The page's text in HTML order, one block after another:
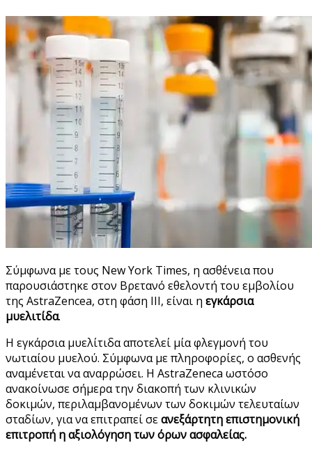
Σύμφωνα με τους New York Times, η ασθένεια που
παρουσιάστηκε στον Βρετανό εθελοντή του εμβολίου
της AstraZencea, στη φάση ΙΙΙ, είναι η εγκάρσια
μυελιτίδα.
Η εγκάρσια μυελίτιδα αποτελεί μία φλεγμονή του
νωτιαίου μυελού. Σύμφωνα με πληροφορίες, ο ασθενής
αναμένεται να αναρρώσει. Η AstraZeneca ωστόσο
ανακοίνωσε σήμερα την διακοπή των κλινικών
δοκιμών, περιλαμβανομένων των δοκιμών τελευταίων
σταδίων, για να επιτραπεί σεανεξάρτητη επιστημονική
επιτροπή η αξιολόγηση των όρων ασφαλείας.